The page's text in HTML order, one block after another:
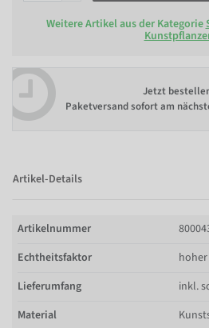
Weitere Artikel aus der Kategorie
Jetzt
Paketversand sofort am
Artikel-Details
Artikelnummer
Echtheitsfaktor
Lieferumfang
inkl.
Material